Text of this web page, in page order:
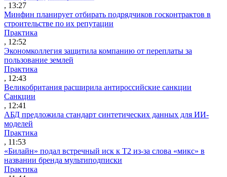
, 13:27
Минфин планирует отбирать подрядчиков госконтрактов в
строительстве по их репутации
Практика
, 12:52
Экономколлегия защитила компанию от переплаты за
пользование землей
Практика
, 12:43
Великобритания расширила антироссийские санкции
Санкции
, 12:41
АБД предложила стандарт синтетических данных для ИИ-
моделей
Практика
, 11:53
«Билайн» подал встречный иск к Т2 из-за слова «микс» в
названии бренда мультиподписки
Практика